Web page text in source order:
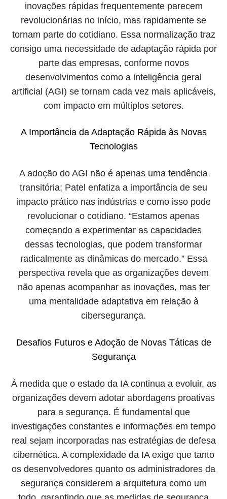
inovações rápidas frequentemente parecem
revolucionárias no início, mas rapidamente se
tornam parte do cotidiano. Essa normalização traz
consigo uma necessidade de adaptação rápida por
parte das empresas, conforme novos
desenvolvimentos como a inteligência geral
artificial (AGI) se tornam cada vez mais aplicáveis,
com impacto em múltiplos setores.
A Importância da Adaptação Rápida às Novas
Tecnologias
A adoção do AGI não é apenas uma tendência
transitória; Patel enfatiza a importância de seu
impacto prático nas indústrias e como isso pode
revolucionar o cotidiano. “Estamos apenas
começando a experimentar as capacidades
dessas tecnologias, que podem transformar
radicalmente as dinâmicas do mercado.” Essa
perspectiva revela que as organizações devem
não apenas acompanhar as inovações, mas ter
uma mentalidade adaptativa em relação à
cibersegurança.
Desafios Futuros e Adoção de Novas Táticas de
Segurança
À medida que o estado da IA continua a evoluir, as
organizações devem adotar abordagens proativas
para a segurança. É fundamental que
investigações constantes e informações em tempo
real sejam incorporadas nas estratégias de defesa
cibernética. A complexidade da IA exige que tanto
os desenvolvedores quanto os administradores da
segurança considerem a arquitetura como um